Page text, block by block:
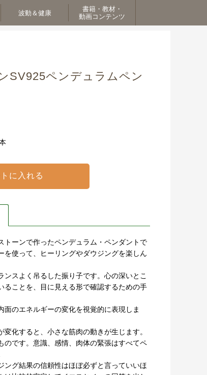
波動＆健康
書籍・教材・
動画コンテンツ
SV925ペンデュラムペン
トーンで作ったペンデュラム・ペンダントで
を使って、ヒーリングやダウジングを楽しん
スよく吊るした振り子です。心の深いとこ
ることを、目に見える形で確認するための手
面のエネルギーの変化を視覚的に表現しま
化すると、小さな筋肉の動きが生じます。
のです。意識、感情、肉体の緊張はすべてペ
ング結果の信頼性はほぼ必ずと言っていいほ